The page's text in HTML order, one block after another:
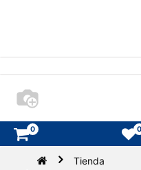
0 0
Tienda